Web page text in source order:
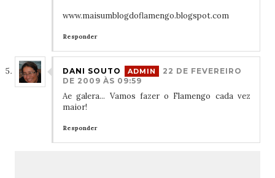
www.maisumblogdoflamengo.blogspot.com
Responder
DANI SOUTO
22 DE FEVEREIRO
DE 2009 ÀS 09:59
Ae galera... Vamos fazer o Flamengo cada vez
maior!
Responder